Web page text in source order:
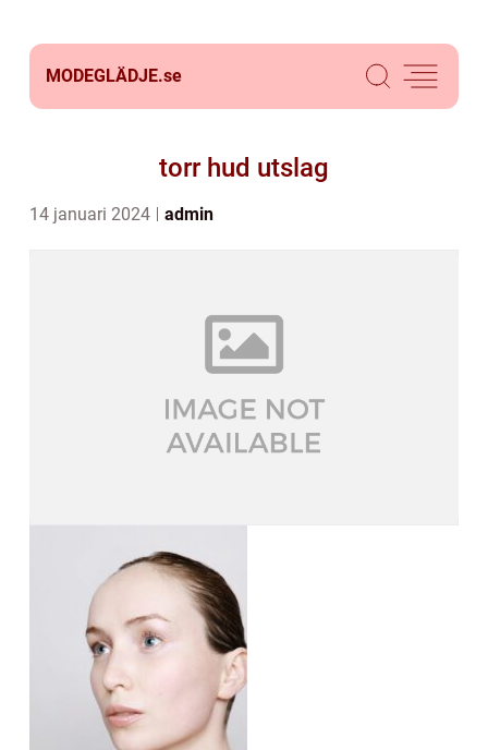
MODEGLÄDJE.se
torr hud utslag
14 januari 2024 admin